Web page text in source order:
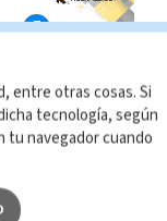
MÁS BUSCADO
entre otras cosas. Si
tecnología, según
tu navegador cuando